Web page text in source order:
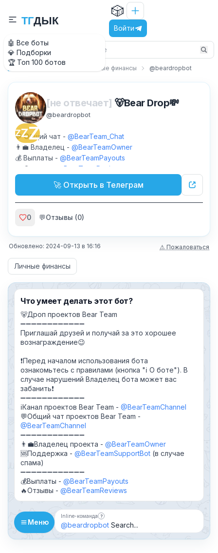
🤖 Все боты
💎 Подборки
🏆 Топ 100 ботов
ТГДЫК
🎲
Войти
Главная Личные финансы @beardropbot
ZZZ
[не отвечает] 🐻Bear Drop💸
@beardropbot
💬 Общий чат - @BearTeam_Chat
👨‍💼 Владелец - @BearTeamOwner
💰 Выплаты - @BearTeamPayouts
🔥 Отзывы -
@BearTeamReviews
🚀 Открыть в Телеграм
0 💬Отзывы (0)
Обновлено: 2024-09-13 в 16:16 ⚠ Пожаловаться
Личные финансы
Что умеет делать этот бот?
🐻Дроп проектов Bear Team
➖➖➖➖➖➖➖➖➖➖➖➖
Приглашай друзей и получай за это хорошее
вознаграждение😉
❗Перед началом использования бота
ознакомьтесь с правилами (кнопка "ℹ️ О боте"). В
случае нарушений Владелец бота может вас
забанить❗
➖➖➖➖➖➖➖➖➖➖➖➖
ℹ️Канал проектов Bear Team - @BearTeamChannel
💬Общий чат проектов Bear Team -
@BearTeamChannel
➖➖➖➖➖➖➖➖➖➖➖➖
👨‍💼Владелец проекта - @BearTeamOwner
🆘Поддержка - @BearTeamSupportBot (в случае
спама)
➖➖➖➖➖➖➖➖➖➖➖➖
💰Выплаты - @BearTeamPayouts
🔥Отзывы - @BearTeamReviews
Меню
Inline-команда ?
Бот можно добавить в чат и
@beardropbot Search...